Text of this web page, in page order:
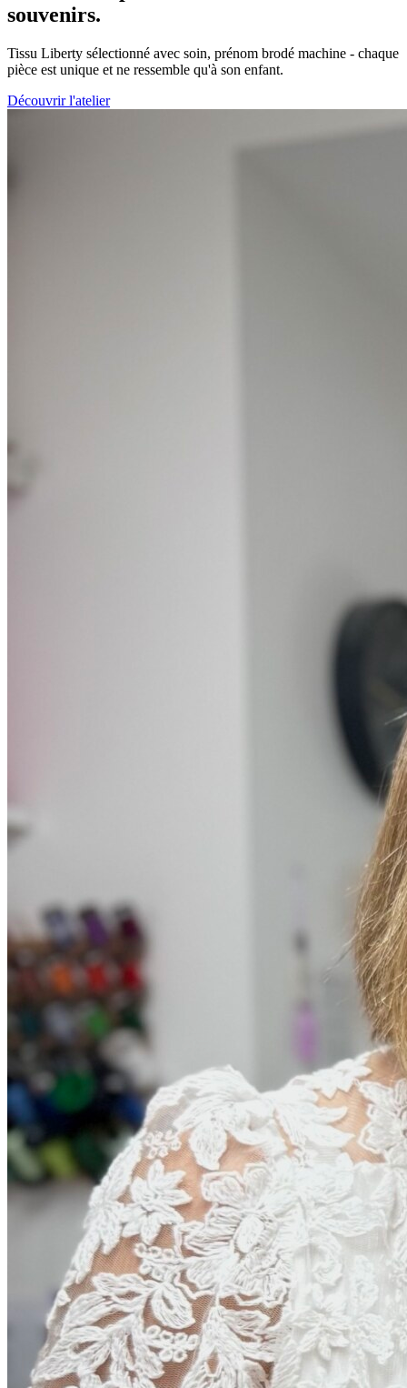
souvenirs.
Tissu Liberty sélectionné avec soin, prénom brodé machine - chaque
pièce est unique et ne ressemble qu'à son enfant.
Découvrir l'atelier